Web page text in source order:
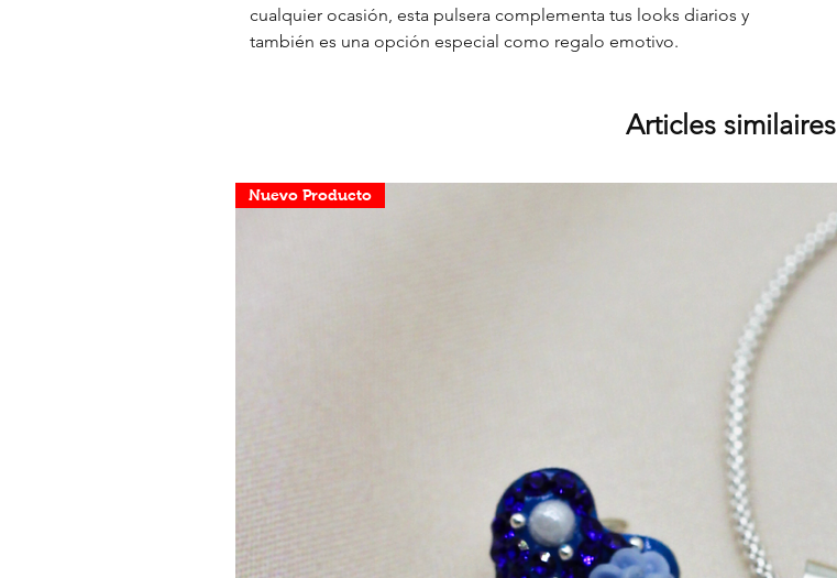
cualquier ocasión, esta pulsera complementa tus looks diarios y
también es una opción especial como regalo emotivo.
Articles similaires
Nuevo Producto